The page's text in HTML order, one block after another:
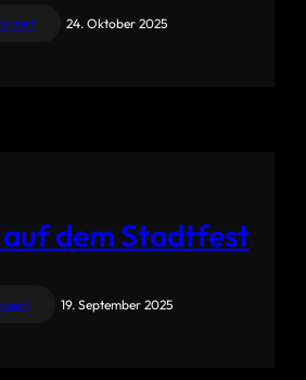
24. Oktober 2025
dem Stadtfest
19. September 2025